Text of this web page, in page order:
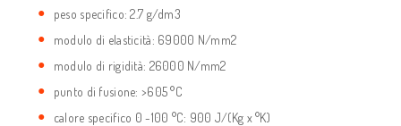
peso specifico: 2.7 g/dm3
modulo di elasticità: 69000 N/mm2
modulo di rigidità: 26000 N/mm2
punto di fusione: >605 °C
calore specifico 0 -100 °C: 900 J/(Kg x °K)